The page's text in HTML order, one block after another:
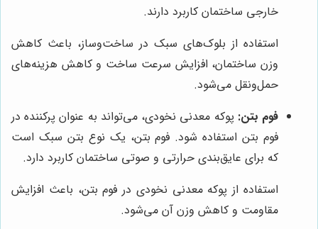
خارجی ساختمان کاربرد دارند.
استفاده از بلوک‌های سبک در ساخت‌وساز، باعث کاهش
وزن ساختمان، افزایش سرعت ساخت و کاهش هزینه‌های
حمل‌ونقل می‌شود.
فوم بتن: پوکه معدنی نخودی، می‌تواند به عنوان پرکننده در
فوم بتن استفاده شود. فوم بتن، یک نوع بتن سبک است
که برای عایق‌بندی حرارتی و صوتی ساختمان کاربرد دارد.
استفاده از پوکه معدنی نخودی در فوم بتن، باعث افزایش
مقاومت و کاهش وزن آن می‌شود.